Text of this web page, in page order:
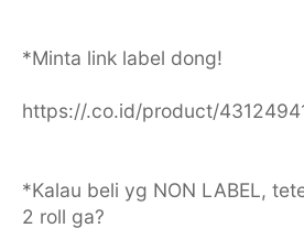
*Minta link label dong!
https://.co.id/product/
*Kalau beli yg NON LABEL,
2 roll ga?